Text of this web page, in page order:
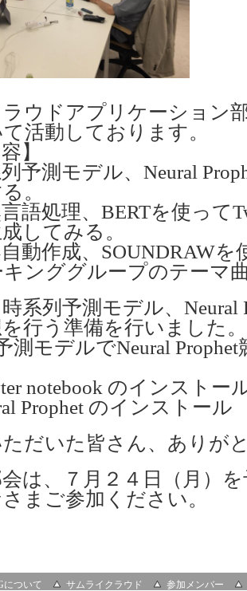
ウドアプリケーション
活動しております。
】
予測モデル、Neural
する。
語処理、BERTを使って
してみる。
動作成、SOUNDRAWを
キンググループのテーマ
系列予測モデル、Neural
行う準備を行いました。
測モデルでNeural
notebook のインストー
Prophet のインストール
ただいた皆さん、ありが
は、７月２４日（月）
まご参加ください。
について サムライクラウド 参加メンバー